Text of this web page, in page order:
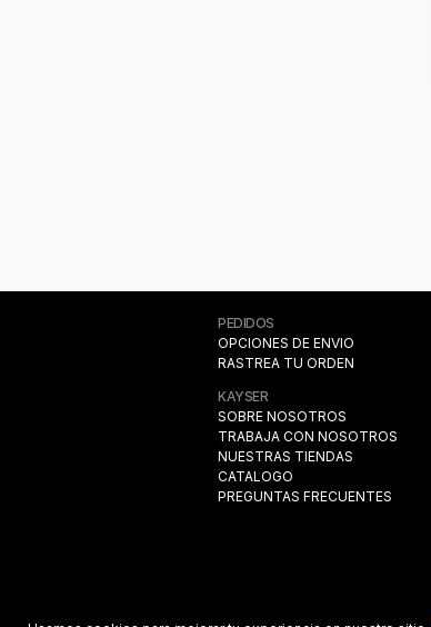
PEDIDOS
OPCIONES DE ENVIO
RASTREA TU ORDEN
KAYSER
SOBRE NOSOTROS
TRABAJA CON NOSOTROS
NUESTRAS TIENDAS
CATALOGO
PREGUNTAS FRECUENTES